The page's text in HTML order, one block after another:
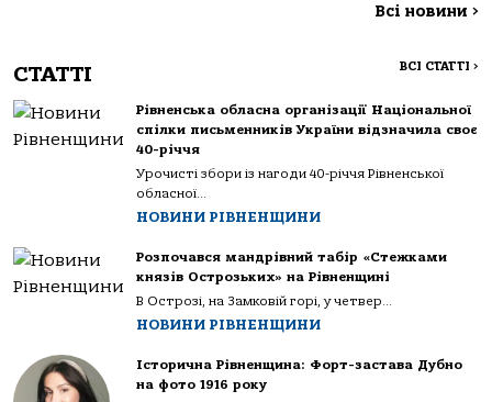
Всі новини >
СТАТТІ ВСІ СТАТТІ >
Рівненська обласна організації Національної
спілки письменників України відзначила своє
40-річчя
Урочисті збори із нагоди 40-річчя Рівненської
обласної...
НОВИНИ РІВНЕНЩИНИ
Розпочався мандрівний табір «Стежками
князів Острозьких» на Рівненщині
В Острозі, на Замковій горі, у четвер...
НОВИНИ РІВНЕНЩИНИ
Історична Рівненщина: Форт-застава Дубно
на фото 1916 року